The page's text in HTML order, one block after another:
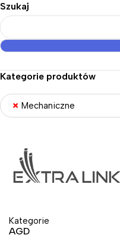
Szukaj
Kategorie produktów
× Mechaniczne
Kategorie
AGD